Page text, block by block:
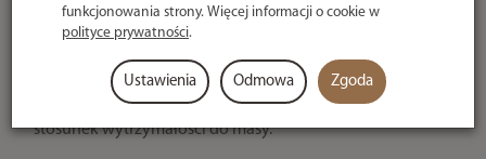
Opis producenta
Kute haki z najwyższej jakości stali wysokowęglowej, co
zapewnia ostrość i trwałość ostrza oraz doskonały
stosunek wytrzymałości do masy.
funkcjonowania strony. Więcej informacji o cookie w
polityce prywatności.
Ustawienia Odmowa Zgoda